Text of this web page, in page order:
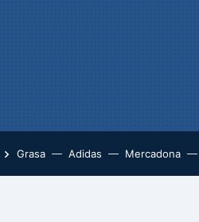
Grasa Adidas Mercadona